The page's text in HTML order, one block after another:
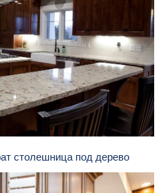
столешница под дерево